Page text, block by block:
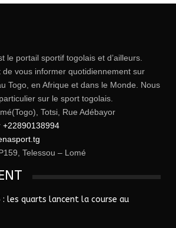
le portail sportif togolais et d’ailleurs.
de vous informer quotidiennement sur
Togo, en Afrique et dans le Monde. Nous
sur le sport togolais.
Totsi, Rue Adébayor
+22890138994
Telessou – Lomé
: les quarts lancent la course au